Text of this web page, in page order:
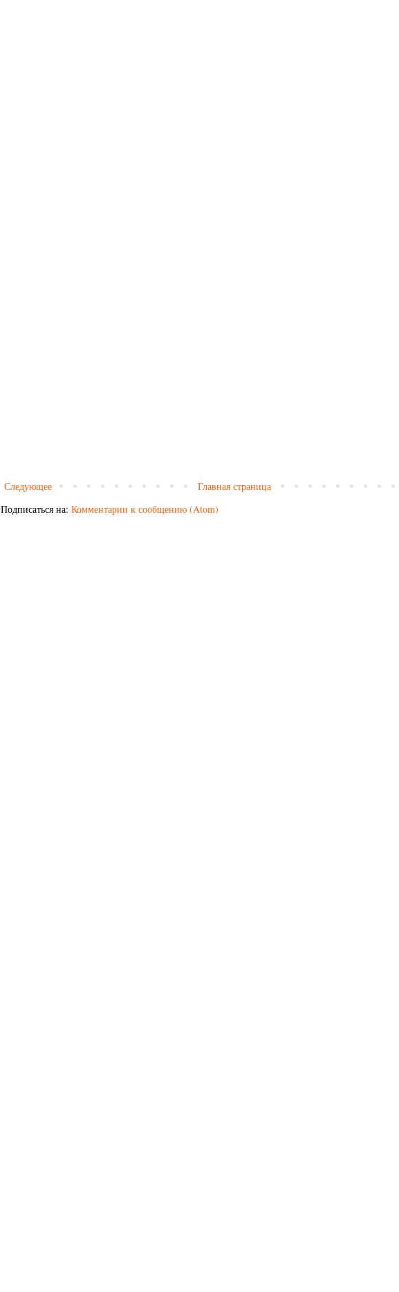
Следующее
Главная страница
Подписаться на: Комментарии к сообщению (Atom)